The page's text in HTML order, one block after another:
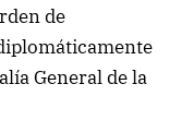
de
General de la